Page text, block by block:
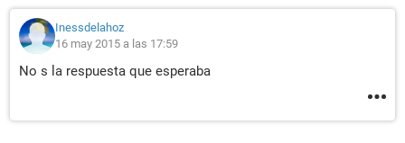
Inessdelahoz
16 may 2015 a las 17:59
No s la respuesta que esperaba